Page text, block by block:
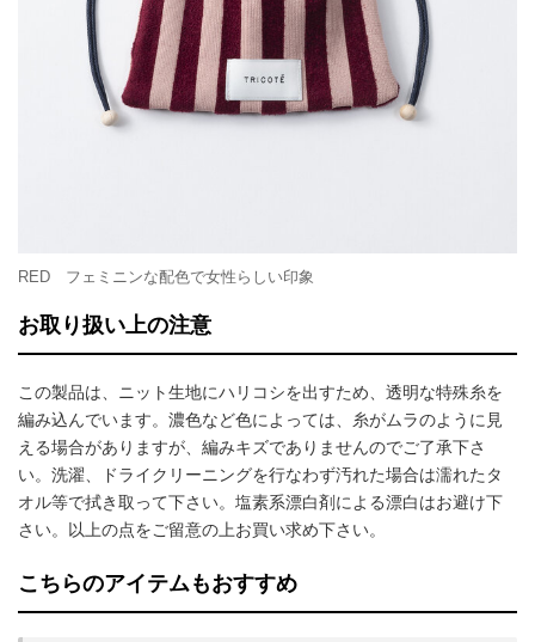
RED フェミニンな配色で女性らしい印象
お取り扱い上の注意
この製品は、ニット生地にハリコシを出すため、透明な特殊糸を
編み込んでいます。濃色など色によっては、糸がムラのように見
える場合がありますが、編みキズでありませんのでご了承下さ
い。洗濯、ドライクリーニングを行なわず汚れた場合は濡れたタ
オル等で拭き取って下さい。塩素系漂白剤による漂白はお避け下
さい。以上の点をご留意の上お買い求め下さい。
こちらのアイテムもおすすめ